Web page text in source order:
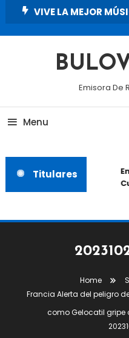
VIVE LA MEJOR
Emisora De
Menu
Titulares
Home
Francia Alerta del peligro
como Gelocatil gripe